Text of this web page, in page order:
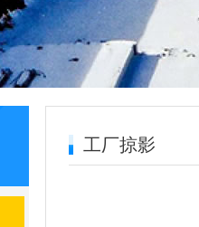
工厂掠影